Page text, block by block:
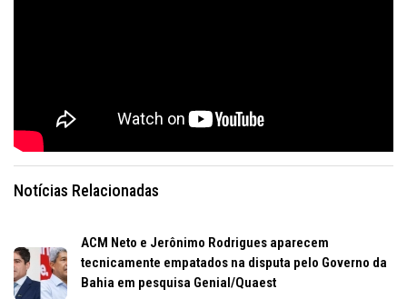
Notícias Relacionadas
ACM Neto e Jerônimo Rodrigues aparecem
tecnicamente empatados na disputa pelo Governo da
Bahia em pesquisa Genial/Quaest